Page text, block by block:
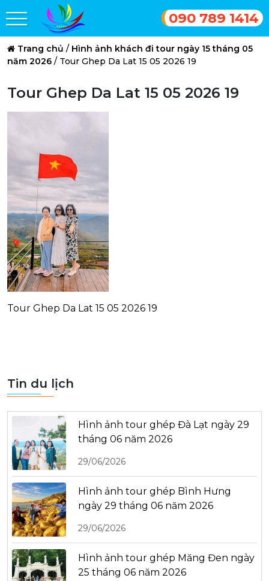
090 789 1414
Trang chủ / Hình ảnh khách đi tour ngày 15 tháng 05
năm 2026 / Tour Ghep Da Lat 15 05 2026 19
Tour Ghep Da Lat 15 05 2026 19
Tour Ghep Da Lat 15 05 2026 19
Tin du lịch
Hình ảnh tour ghép Đà Lạt ngày 29
tháng 06 năm 2026
29/06/2026
Hình ảnh tour ghép Bình Hưng
ngày 29 tháng 06 năm 2026
29/06/2026
Hình ảnh tour ghép Măng Đen ngày
25 tháng 06 năm 2026